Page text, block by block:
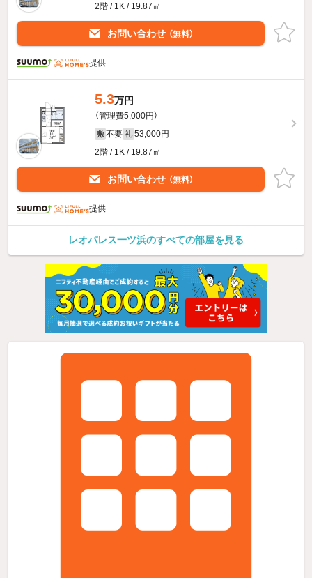
2階 / 1K / 19.87㎡
お問い合わせ （無料）
提供
5.3万円
（管理費5,000円）
敷 不要 礼 53,000円
2階 / 1K / 19.87㎡
お問い合わせ （無料）
提供
レオパレス一ツ浜のすべての部屋を見る